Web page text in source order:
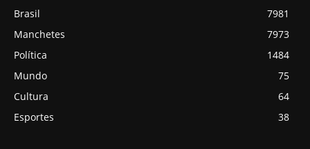
Brasil
7981
Manchetes
7973
Política
1484
Mundo
75
Cultura
64
Esportes
38